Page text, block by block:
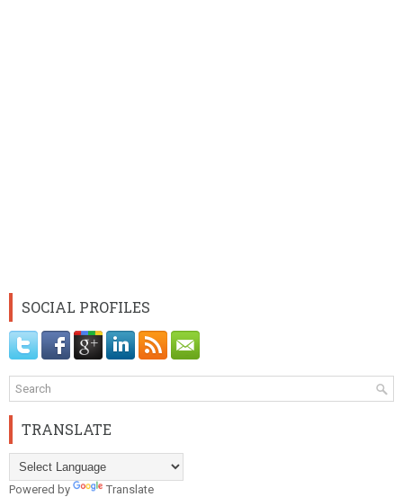
SOCIAL PROFILES
TRANSLATE
Powered by Translate